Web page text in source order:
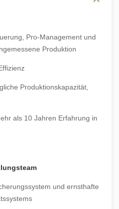
Pro-Management und
Produktion
Produktionskapazität,
als 10 Jahren Erfahrung in
und ernsthafte